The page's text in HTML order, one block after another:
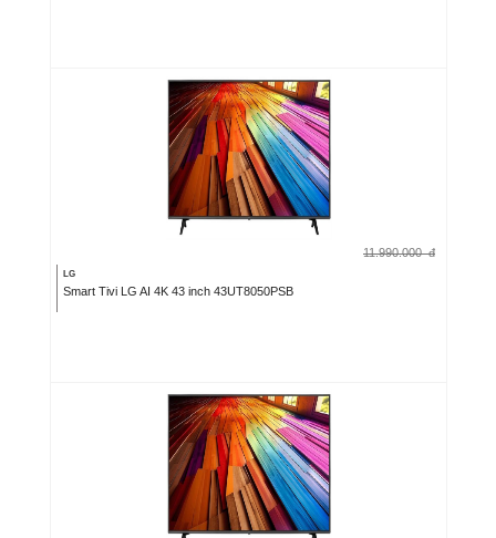
11.990.000 đ
LG
Smart Tivi LG AI 4K 43 inch 43UT8050PSB